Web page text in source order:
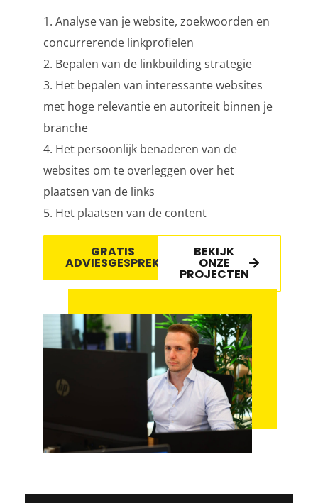
Analyse van je website, zoekwoorden en
concurrerende linkprofielen
Bepalen van de linkbuildingstrategie
Het bepalen van interessante websites
met hoge relevantie en autoriteit binnen je
branche
Het persoonlijk benaderen van de
websites om te overleggen over het
plaatsen van de links
Het plaatsen van de content
GRATIS
ADVIESGESPREK
BEKIJK
ONZE
PROJECTEN